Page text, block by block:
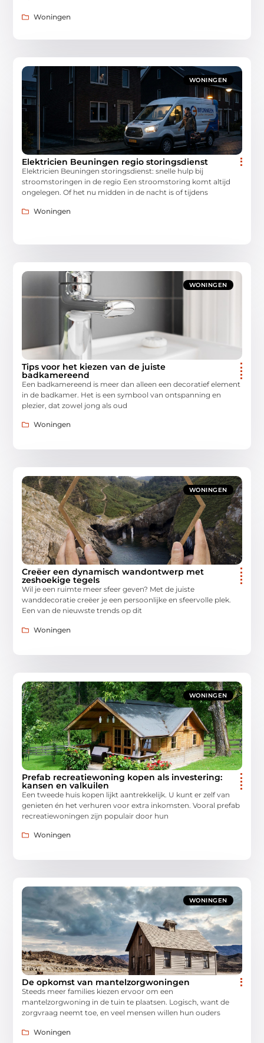
Woningen
WONINGEN
Elektricien Beuningen regio storingsdienst
Elektricien Beuningen storingsdienst: snelle hulp bij
stroomstoringen in de regio Een stroomstoring komt altijd
ongelegen. Of het nu midden in de nacht is of tijdens
Woningen
WONINGEN
Tips voor het kiezen van de juiste
badkamereend
Een badkamereend is meer dan alleen een decoratief element
in de badkamer. Het is een symbool van ontspanning en
plezier, dat zowel jong als oud
Woningen
WONINGEN
Creëer een dynamisch wandontwerp met
zeshoekige tegels
Wil je een ruimte meer sfeer geven? Met de juiste
wanddecoratie creëer je een persoonlijke en sfeervolle plek.
Een van de nieuwste trends op dit
Woningen
WONINGEN
Prefab recreatiewoning kopen als investering:
kansen en valkuilen
Een tweede huis kopen lijkt aantrekkelijk. U kunt er zelf van
genieten én het verhuren voor extra inkomsten. Vooral prefab
recreatiewoningen zijn populair door hun
Woningen
WONINGEN
De opkomst van mantelzorgwoningen
Steeds meer families kiezen ervoor om een
mantelzorgwoning in de tuin te plaatsen. Logisch, want de
zorgvraag neemt toe, en veel mensen willen hun ouders
Woningen